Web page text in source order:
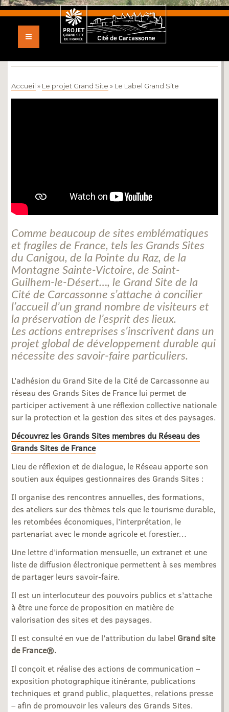
LE LABEL GRAND SITE DE
FRANCE
Accueil » Le projet Grand Site » Le Label Grand Site
Comme beaucoup de sites emblématiques
et fragiles de France, tels les Grands Sites
du Canigou, de la Pointe du Raz, de la
Montagne Sainte-Victoire, de Saint-
Guilhem-le-Désert…, le Grand Site de la
Cité de Carcassonne s’attache à concilier
l’accueil d’un grand nombre de visiteurs et
la préservation de l’esprit des lieux.
Les actions entreprises s’inscrivent dans un
projet global de développement durable qui
nécessite des savoir-faire particuliers.
L’adhésion du Grand Site de la Cité de Carcassonne au
réseau des Grands Sites de France lui permet de
participer activement à une réflexion collective nationale
sur la protection et la gestion des sites et des paysages.
Découvrez les Grands Sites membres du Réseau des
Grands Sites de France
Lieu de réflexion et de dialogue, le Réseau apporte son
soutien aux équipes gestionnaires des Grands Sites :
Il organise des rencontres annuelles, des formations,
des ateliers sur des thèmes tels que le tourisme durable,
les retombées économiques, l’interprétation, le
partenariat avec le monde agricole et forestier…
Une lettre d’information mensuelle, un extranet et une
liste de diffusion électronique permettent à ses membres
de partager leurs savoir-faire.
Il est un interlocuteur des pouvoirs publics et s’attache
à être une force de proposition en matière de
valorisation des sites et des paysages.
Il est consulté en vue de l’attribution du label Grand site
de France®.
Il conçoit et réalise des actions de communication –
exposition photographique itinérante, publications
techniques et grand public, plaquettes, relations presse
– afin de promouvoir les valeurs des Grands Sites.